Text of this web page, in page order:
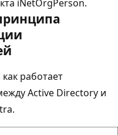
iNetOrgPerson.
работает
Active Directory и